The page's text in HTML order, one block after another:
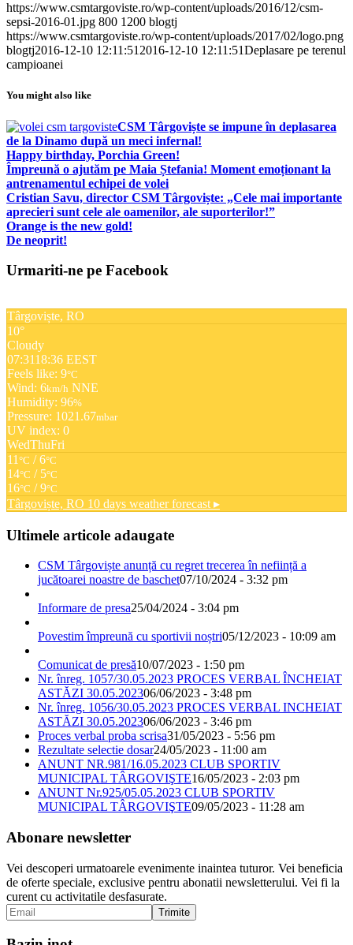
https://www.csmtargoviste.ro/wp-content/uploads/2016/12/csm-
sepsi-2016-01.jpg 800 1200 blogtj
https://www.csmtargoviste.ro/wp-content/uploads/2017/02/logo.png
blogtj2016-12-10 12:11:51 2016-12-10 12:11:51Deplasare pe terenul
campioanei
You might also like
CSM Târgoviște se impune în deplasarea
de la Dinamo după un meci infernal!
Happy birthday, Porchia Green!
Împreună o ajutăm pe Maia Ștefania! Moment emoționant la
antrenamentul echipei de volei
Cristian Savu, director CSM Târgoviște: „Cele mai importante
aprecieri sunt cele ale oamenilor, ale suporterilor!”
Orange is the new gold!
De neoprit!
Urmariti-ne pe Facebook
Târgoviște, RO
10°
Cloudy
07:3118:36 EEST
Feels like: 9°C
Wind: 6km/h NNE
Humidity: 96%
Pressure: 1021.67mbar
UV index: 0
WedThuFri
11 °C / 6°C
14°C / 5°C
16°C / 9°C
Târgoviște, RO 10 days weather forecast ▸
Ultimele articole adaugate
CSM Târgoviște anunță cu regret trecerea în neființă a
jucătoarei noastre de baschet07/10/2024 - 3:32 pm
Informare de presa25/04/2024 - 3:04 pm
Povestim împreună cu sportivii noștri05/12/2023 - 10:09 am
Comunicat de presă10/07/2023 - 1:50 pm
Nr. înreg. 1057/30.05.2023 PROCES VERBAL ÎNCHEIAT
ASTĂZI 30.05.202306/06/2023 - 3:48 pm
Nr. înreg. 1056/30.05.2023 PROCES VERBAL INCHEIAT
ASTĂZI 30.05.202306/06/2023 - 3:46 pm
Proces verbal proba scrisa31/05/2023 - 5:56 pm
Rezultate selectie dosar24/05/2023 - 11:00 am
ANUNT NR.981/16.05.2023 CLUB SPORTIV
MUNICIPAL TÂRGOVIŞTE16/05/2023 - 2:03 pm
ANUNT Nr.925/05.05.2023 CLUB SPORTIV
MUNICIPAL TÂRGOVIŞTE09/05/2023 - 11:28 am
Abonare newsletter
Vei descoperi urmatoarele evenimente inaintea tuturor. Vei beneficia
de oferte speciale, exclusive pentru abonatii newsletterului. Vei fi la
curent cu activitatile desfasurate.